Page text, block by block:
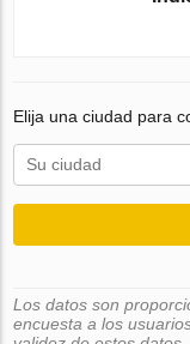
Elija una ciudad para
Los datos son
encuesta a los